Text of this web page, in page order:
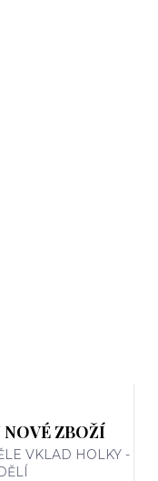
NOVÉ ZBOŽÍ
VKLAD HOLKY -